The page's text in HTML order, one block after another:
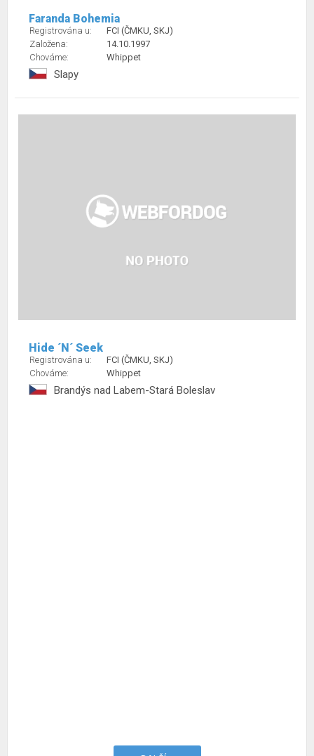
Faranda Bohemia
Registrována u:
FCI (ČMKU, SKJ)
Založena:
14.10.1997
Chováme:
Whippet
Slapy
Hide ´N´ Seek
Registrována u:
FCI (ČMKU, SKJ)
Chováme:
Whippet
Brandýs nad Labem-Stará Boleslav